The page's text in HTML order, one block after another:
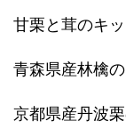
甘栗と茸のキ
青森県産林檎
京都県産丹波